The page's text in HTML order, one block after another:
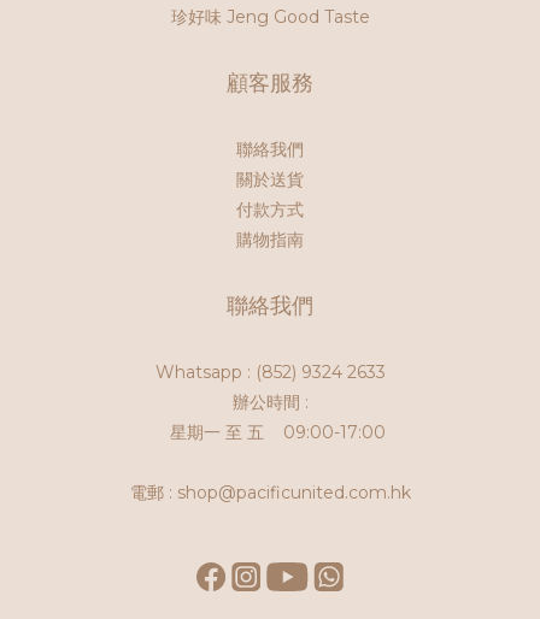
珍好味 Jeng Good Taste
顧客服務
聯絡我們
關於送貨
付款方式
購物指南
聯絡我們
Whatsapp : (852) 9324 2633
辦公時間 :
星期一 至 五 09:00-17:00
電郵 : shop@pacificunited.com.hk